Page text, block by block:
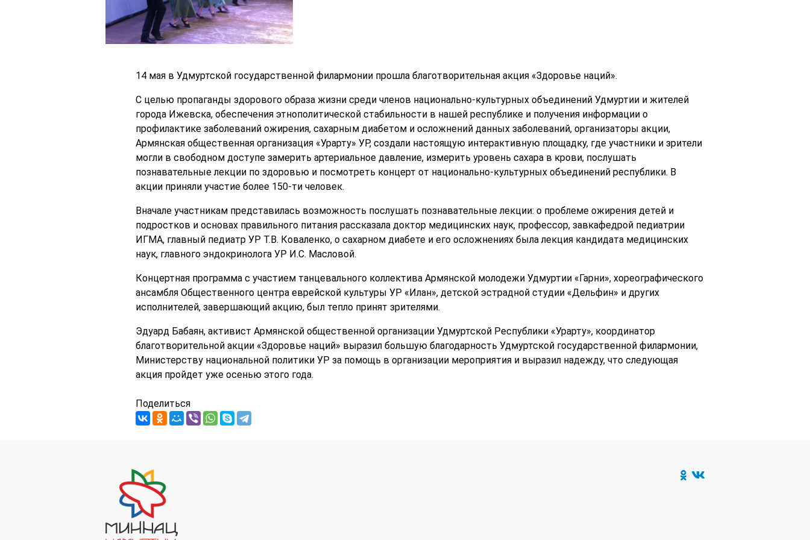
14 мая в Удмуртской государственной филармонии прошла благотворительная акция «Здоровье наций».
С целью пропаганды здорового образа жизни среди членов национально-культурных объединений Удмуртии и жителей
города Ижевска, обеспечения этнополитической стабильности в нашей республике и получения информации о
профилактике заболеваний ожирения, сахарным диабетом и осложнений данных заболеваний, организаторы акции,
Армянская общественная организация «Урарту» УР, создали настоящую интерактивную площадку, где участники и зрители
могли в свободном доступе замерить артериальное давление, измерить уровень сахара в крови, послушать
познавательные лекции по здоровью и посмотреть концерт от национально-культурных объединений республики. В
акции приняли участие более 150-ти человек.
Вначале участникам представилась возможность послушать познавательные лекции: о проблеме ожирения детей и
подростков и основах правильного питания рассказала доктор медицинских наук, профессор, завкафедрой педиатрии
ИГМА, главный педиатр УР Т.В. Коваленко, о сахарном диабете и его осложнениях была лекция кандидата медицинских
наук, главного эндокринолога УР И.С. Масловой.
Концертная программа с участием танцевального коллектива Армянской молодежи Удмуртии «Гарни», хореографического
ансамбля Общественного центра еврейской культуры УР «Илан», детской эстрадной студии «Дельфин» и других
исполнителей, завершающий акцию, был тепло принят зрителями.
Эдуард Бабаян, активист Армянской общественной организации Удмуртской Республики «Урарту», координатор
благотворительной акции «Здоровье наций» выразил большую благодарность Удмуртской государственной филармонии,
Министерству национальной политики УР за помощь в организации мероприятия и выразил надежду, что следующая
акция пройдет уже осенью этого года.
Поделиться